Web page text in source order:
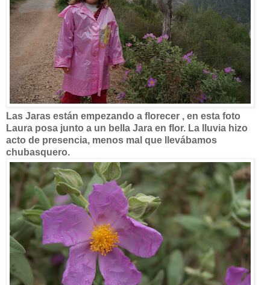
Las Jaras están empezando a florecer , en esta foto
Laura posa junto a un bella Jara en flor. La lluvia hizo
acto de presencia, menos mal que llevábamos
chubasquero.